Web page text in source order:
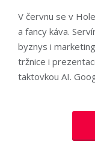
V červnu se v
a fancy káva.
byznys i
tržnice i
taktovkou AI.